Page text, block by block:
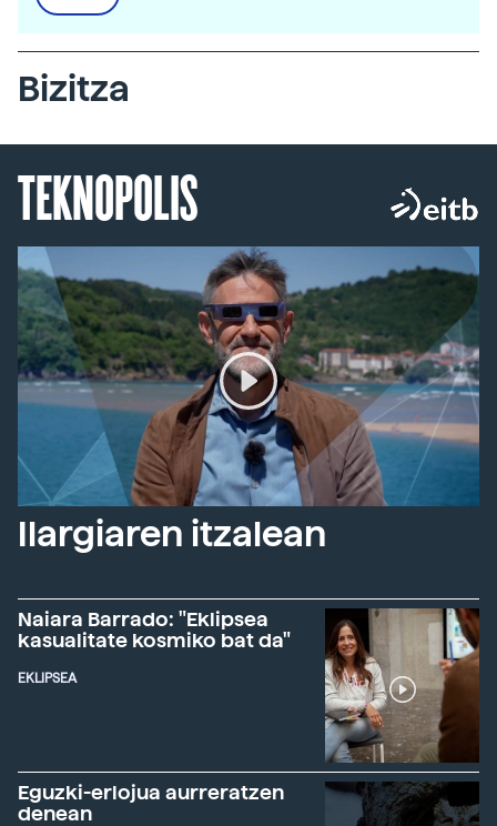
Bizitza
TEKNOPOLIS
Ilargiaren itzalean
Naiara Barrado: "Eklipsea
kasualitate kosmiko bat da"
EKLIPSEA
Eguzki-erlojua aurreratzen
denean